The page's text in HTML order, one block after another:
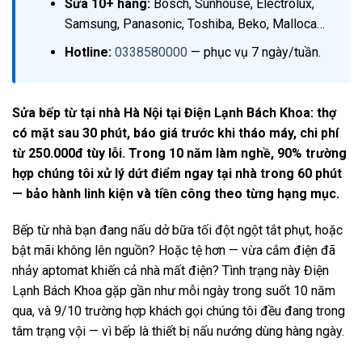
Sửa 10+ hãng:Bosch, Sunhouse, Electrolux,
Samsung, Panasonic, Toshiba, Beko, Malloca…
Hotline: 0338580000— phục vụ 7 ngày/tuần.
Sửa bếp từ tại nhà Hà Nội tại Điện Lạnh Bách Khoa: thợ
có mặt sau 30 phút, báo giá trước khi tháo máy, chi phí
từ 250.000đ tùy lỗi. Trong 10 năm làm nghề, 90% trường
hợp chúng tôi xử lý dứt điểm ngay tại nhà trong 60 phút
— bảo hành linh kiện và tiền công theo từng hạng mục.
Bếp từ nhà bạn đang nấu dở bữa tối đột ngột tắt phụt, hoặc
bật mãi không lên nguồn? Hoặc tệ hơn — vừa cắm điện đã
nhảy aptomat khiến cả nhà mất điện? Tình trạng này Điện
Lạnh Bách Khoa gặp gần như mỗi ngày trong suốt 10 năm
qua, và 9/10 trường hợp khách gọi chúng tôi đều đang trong
tâm trạng vội — vì bếp là thiết bị nấu nướng dùng hàng ngày.